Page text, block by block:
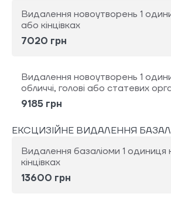
Видалення новоутворень 1
або кінцівках
7020 грн
Видалення новоутворень 1
обличчі, голові або статевих
9185 грн
ЕКСЦИЗІЙНЕ ВИДАЛЕННЯ
Видалення базаліоми 1 одиниця
кінцівках
13600 грн